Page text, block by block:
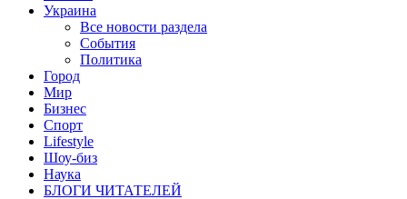
Украина
Все новости раздела
События
Политика
Город
Мир
Бизнес
Спорт
Lifestyle
Шоу-биз
Наука
БЛОГИ ЧИТАТЕЛЕЙ